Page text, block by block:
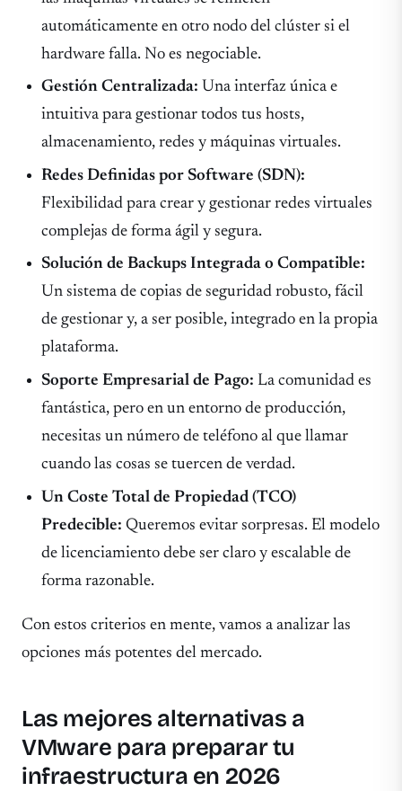
automáticamente en otro nodo del clúster si el
hardware falla. No es negociable.
Gestión Centralizada: Una interfaz única e
intuitiva para gestionar todos tus hosts,
almacenamiento, redes y máquinas virtuales.
Redes Definidas por Software (SDN):
Flexibilidad para crear y gestionar redes virtuales
complejas de forma ágil y segura.
Solución de Backups Integrada o Compatible:
Un sistema de copias de seguridad robusto, fácil
de gestionar y, a ser posible, integrado en la propia
plataforma.
Soporte Empresarial de Pago: La comunidad es
fantástica, pero en un entorno de producción,
necesitas un número de teléfono al que llamar
cuando las cosas se tuercen de verdad.
Un Coste Total de Propiedad (TCO)
Predecible: Queremos evitar sorpresas. El modelo
de licenciamiento debe ser claro y escalable de
forma razonable.
Con estos criterios en mente, vamos a analizar las
opciones más potentes del mercado.
Las mejores alternativas a
VMware para preparar tu
infraestructura en 2026